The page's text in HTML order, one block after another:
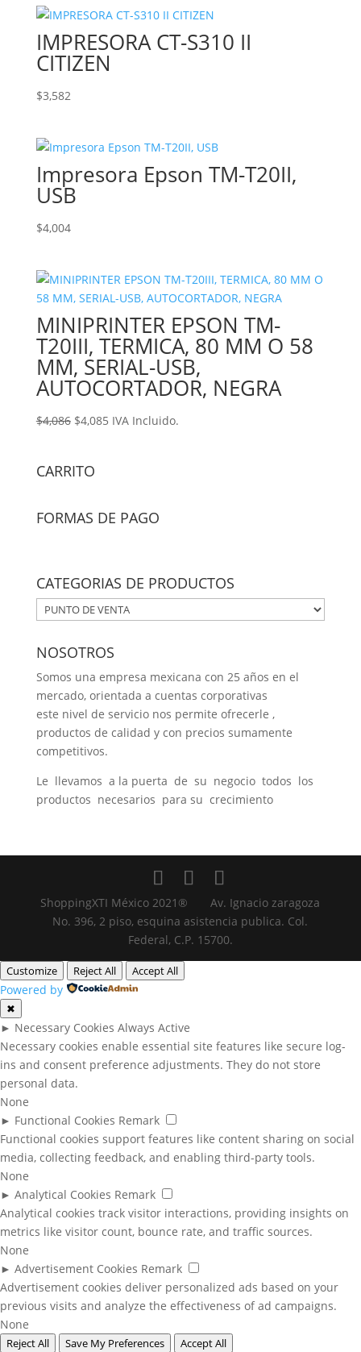
IMPRESORA CT-S310 II
CITIZEN
$3,582
Impresora Epson TM-T20II,
USB
$4,004
MINIPRINTER EPSON TM-
T20III, TERMICA, 80 MM O 58
MM, SERIAL-USB,
AUTOCORTADOR, NEGRA
$4,086 Original
$4,086.
$4,085Current
IVA Incluido.
CARRITO
FORMAS DE PAGO
CATEGORIAS DE PRODUCTOS
NOSOTROS
Somos una empresa mexicana con 25 años en el
mercado, orientada a cuentas corporativas
este nivel de servicio nos permite ofrecerle ,
productos de calidad y con precios sumamente
competitivos.
Le llevamos a la puerta de su negocio todos los
productos necesarios para su crecimiento
ShoppingXTI México 2021® Av. Ignacio zaragoza
No. 396, 2 piso, esquina asistencia publica. Col.
Federal, C.P. 15700.
Customize Reject All Accept All
Powered by
✖
► Necessary Cookies Always Active
Necessary cookies enable essential site features like secure log-
ins and consent preference adjustments. They do not store
personal data.
None
► Functional Cookies Remark
Functional cookies support features like content sharing on social
media, collecting feedback, and enabling third-party tools.
None
► Analytical Cookies Remark
Analytical cookies track visitor interactions, providing insights on
metrics like visitor count, bounce rate, and traffic sources.
None
► Advertisement Cookies Remark
Advertisement cookies deliver personalized ads based on your
previous visits and analyze the effectiveness of ad campaigns.
None
Reject All Save My Preferences Accept All